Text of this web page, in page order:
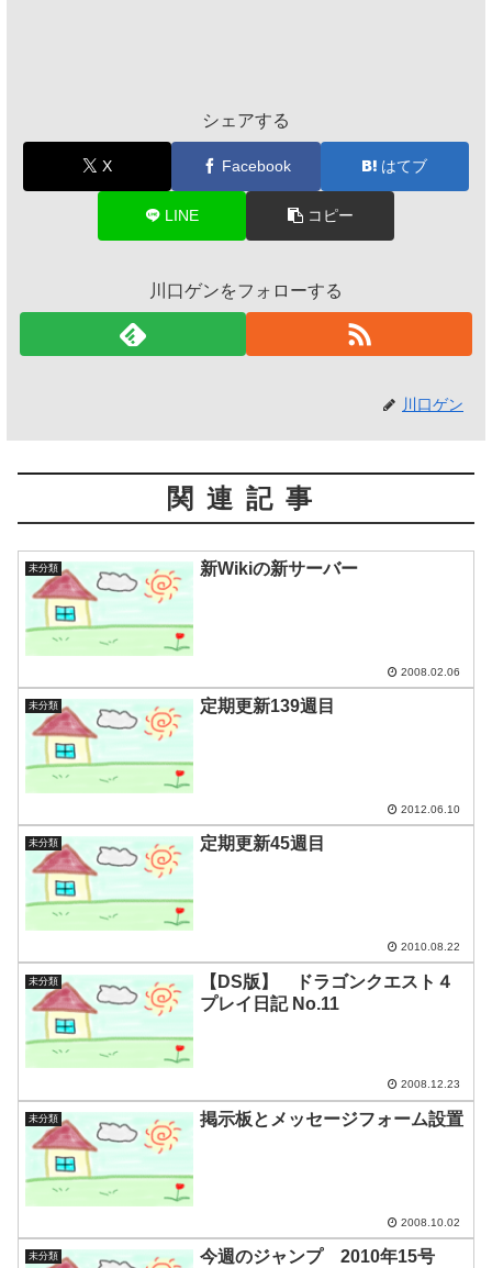
シェアする
X Facebook はてブ
LINE コピー
川口ゲンをフォローする
川口ゲン
関連記事
未分類 新Wikiの新サーバー
2008.02.06
未分類 定期更新139週目
2012.06.10
未分類 定期更新45週目
2010.08.22
未分類
【DS版】 ドラゴンクエスト４
プレイ日記 No.11
2008.12.23
未分類 掲示板とメッセージフォーム設置
2008.10.02
未分類 今週のジャンプ 2010年15号